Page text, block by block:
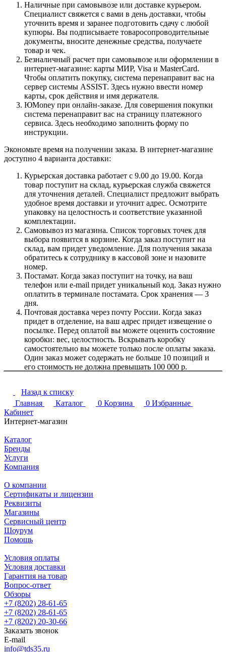
Наличные при самовывозе или доставке курьером.
Специалист свяжется с вами в день доставки, чтобы
уточнить время и заранее подготовить сдачу с любой
купюры. Вы подписываете товаросопроводительные
документы, вносите денежные средства, получаете
товар и чек.
Безналичный расчет при самовывозе или оформлении в
интернет-магазине: карты МИР, Visa и MasterCard.
Чтобы оплатить покупку, система перенаправит вас на
сервер системы ASSIST. Здесь нужно ввести номер
карты, срок действия и имя держателя.
ЮMoney при онлайн-заказе. Для совершения покупки
система перенаправит вас на страницу платежного
сервиса. Здесь необходимо заполнить форму по
инструкции.
Экономьте время на получении заказа. В интернет-магазине
доступно 4 варианта доставки:
Курьерская доставка работает с 9.00 до 19.00. Когда
товар поступит на склад, курьерская служба свяжется
для уточнения деталей. Специалист предложит выбрать
удобное время доставки и уточнит адрес. Осмотрите
упаковку на целостность и соответствие указанной
комплектации.
Самовывоз из магазина. Список торговых точек для
выбора появится в корзине. Когда заказ поступит на
склад, вам придет уведомление. Для получения заказа
обратитесь к сотруднику в кассовой зоне и назовите
номер.
Постамат. Когда заказ поступит на точку, на ваш
телефон или e-mail придет уникальный код. Заказ нужно
оплатить в терминале постамата. Срок хранения — 3
дня.
Почтовая доставка через почту России. Когда заказ
придет в отделение, на ваш адрес придет извещение о
посылке. Перед оплатой вы можете оценить состояние
коробки: вес, целостность. Вскрывать коробку
самостоятельно вы можете только после оплаты заказа.
Один заказ может содержать не больше 10 позиций и
его стоимость не должна превышать 100 000 р.
Назад к списку
Главная
Каталог 0 Корзина 0 Избранные
Кабинет
Интернет-магазин
Каталог
Бренды
Услуги
Компания
О компании
Сертификаты и лицензии
Реквизиты
Магазины
Сервисный центр
Шоурум
Помощь
Условия оплаты
Условия доставки
Гарантия на товар
Вопрос-ответ
Обзоры
+7 (8202) 28‑61-65
+7 (8202) 28‑61-65
+7 (8202) 20‑30-66
Заказать звонок
E-mail
info@tds35.ru